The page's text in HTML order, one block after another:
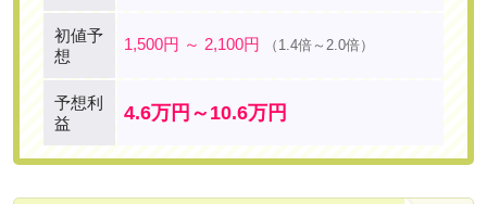
初値予
想
1,500円 ～ 2,100円 （1.4倍～2.0倍）
予想利
益
4.6万円～10.6万円